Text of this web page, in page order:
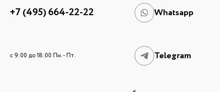
+7 (495) 664-22-22 Whatsapp
c 9:00 до 18:00 Пн. - Пт. Telegram